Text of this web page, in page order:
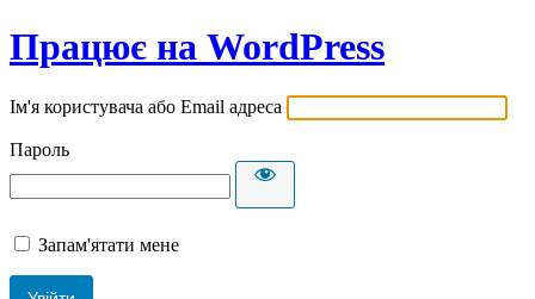
Працює на WordPress
Ім'я користувача або Email адреса
Пароль
Запам'ятати мене